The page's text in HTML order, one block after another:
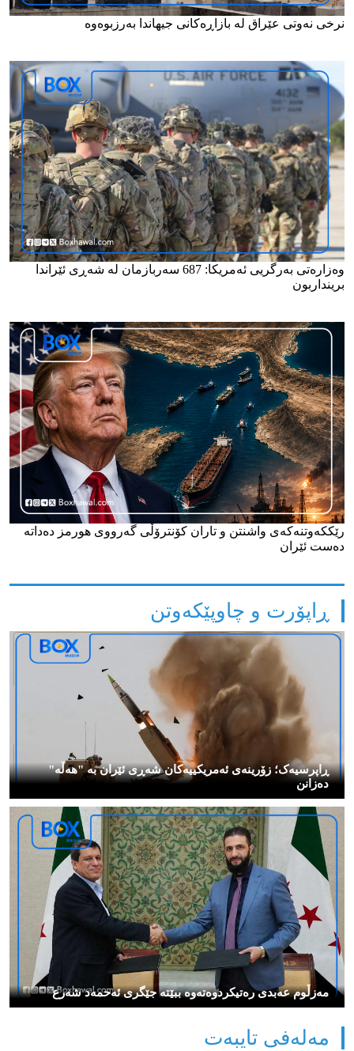
نرخی نەوتی عێراق لە بازاڕەکانی جیهاندا بەرزبوەوە
وەزارەتی بەرگریی ئەمریکا: 687 سەربازمان لە شەڕی ئێراندا
برینداربون
رێککەوتنەکەی واشنتن و تاران کۆنترۆڵی گەرووی هورمز دەداتە
دەست ئێران
ڕاپۆرت و چاوپێکەوتن
ڕاپرسیەک؛ زۆرینەی ئەمریکییەکان شەڕی ئێران بە "هەڵە"
دەزانن
مەزڵوم عەبدی رەتیكردوەتەوە ببێتە جێگری ئەحمەد شەرع
مەلەفی تایبەت